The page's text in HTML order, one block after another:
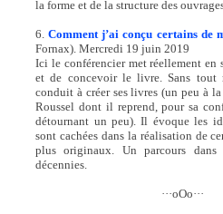
la forme et de la structure des
6.Comment j’ai conçu certains de
Fornax). Mercredi 19 juin 2019
Ici le conférencier met réellement en
et de concevoir le livre. Sans tout
conduit à créer ses livres (un peu à
Roussel dont il reprend, pour sa
détournant un peu). Il évoque les
sont cachées dans la réalisation de
plus originaux. Un parcours
décennies.
···oOo···